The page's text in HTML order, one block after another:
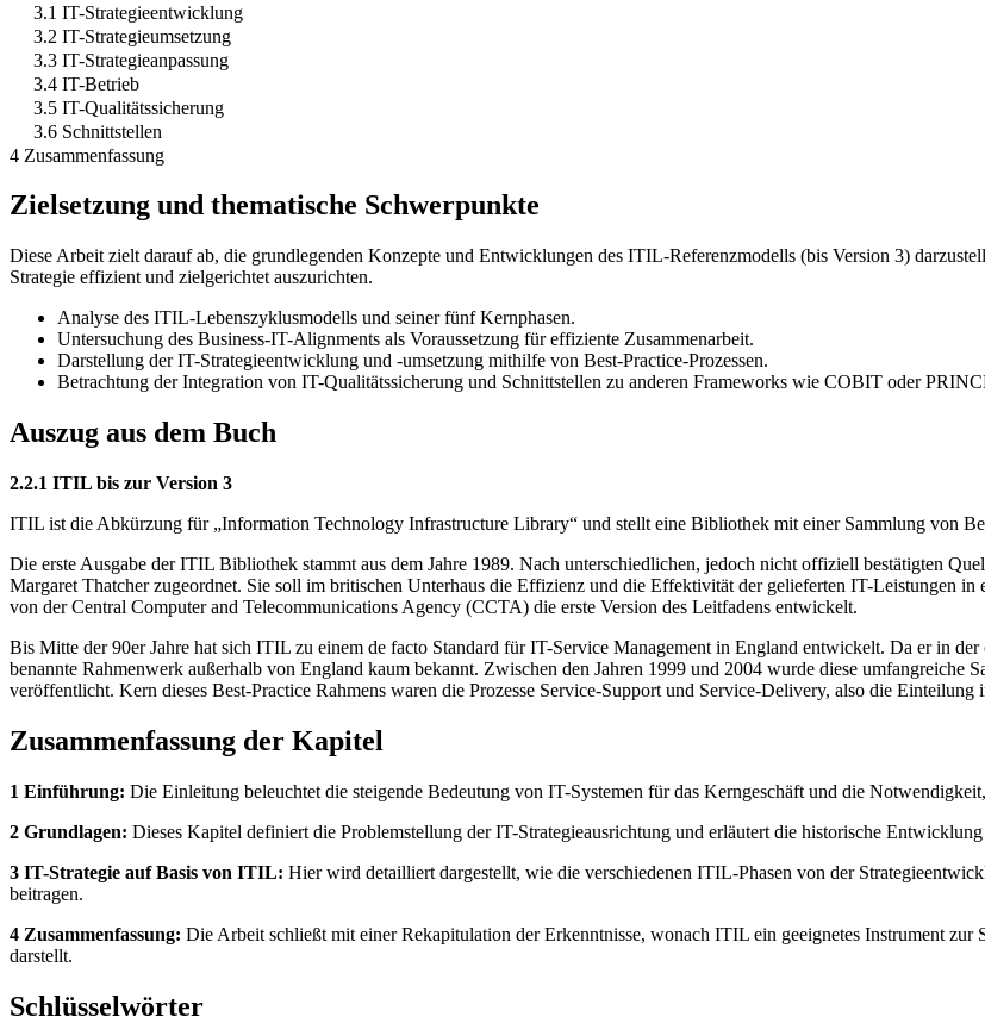
3.1 IT-Strategieentwicklung
3.2 IT-Strategieumsetzung
3.3 IT-Strategieanpassung
3.4 IT-Betrieb
3.5 IT-Qualitätssicherung
3.6 Schnittstellen
4 Zusammenfassung
Zielsetzung und thematische Schwerpunkte
Diese Arbeit zielt darauf ab, die grundlegenden Konzepte und Entwicklungen des ITIL-Referenzmodells (bis Version 3)
Strategie effizient und zielgerichtet auszurichten.
Analyse des ITIL-Lebenszyklusmodells und seiner fünf Kernphasen.
Untersuchung des Business-IT-Alignments als Voraussetzung für effiziente Zusammenarbeit.
Darstellung der IT-Strategieentwicklung und -umsetzung mithilfe von Best-Practice-Prozessen.
Betrachtung der Integration von IT-Qualitätssicherung und Schnittstellen zu anderen Frameworks wie COBIT oder
Auszug aus dem Buch
2.2.1 ITIL bis zur Version 3
ITIL ist die Abkürzung für „Information Technology Infrastructure Library“ und stellt eine Bibliothek mit einer Sammlung von
Die erste Ausgabe der ITIL Bibliothek stammt aus dem Jahre 1989. Nach unterschiedlichen, jedoch nicht offiziell bestätigten
Margaret Thatcher zugeordnet. Sie soll im britischen Unterhaus die Effizienz und die Effektivität der gelieferten IT-Leistungen
von der Central Computer and Telecommunications Agency (CCTA) die erste Version des Leitfadens entwickelt.
Bis Mitte der 90er Jahre hat sich ITIL zu einem de facto Standard für IT-Service Management in England entwickelt. Da er in
benannte Rahmenwerk außerhalb von England kaum bekannt. Zwischen den Jahren 1999 und 2004 wurde diese umfangreiche
veröffentlicht. Kern dieses Best-Practice Rahmens waren die Prozesse Service-Support und Service-Delivery, also die Einteilung
Zusammenfassung der Kapitel
1 Einführung: Die Einleitung beleuchtet die steigende Bedeutung von IT-Systemen für das Kerngeschäft und die
2 Grundlagen: Dieses Kapitel definiert die Problemstellung der IT-Strategieausrichtung und erläutert die historische
3 IT-Strategie auf Basis von ITIL: Hier wird detailliert dargestellt, wie die verschiedenen ITIL-Phasen von der
beitragen.
4 Zusammenfassung: Die Arbeit schließt mit einer Rekapitulation der Erkenntnisse, wonach ITIL ein geeignetes Instrument zur
darstellt.
Schlüsselwörter